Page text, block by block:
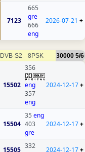
7123
665
gre
666
eng
2026-07-21 +
DVB-S2 8PSK 30000 5/6
15502
356
eng
357
eng
2024-12-17+
15504
35 eng
403
gre
2024-12-17+
15505 332
2024-12-17+